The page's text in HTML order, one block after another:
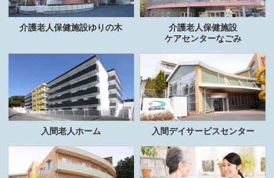
介護老人保健施設ゆりの木
介護老人保健施設
ケアセンターなごみ
入間老人ホーム 入間デイサービスセンター